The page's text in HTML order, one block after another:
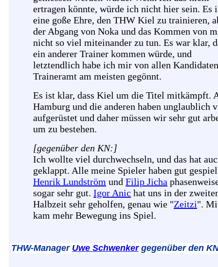
ertragen könnte, würde ich nicht hier sein. Es
eine goße Ehre, den THW Kiel zu trainieren,
der Abgang von Noka und das Kommen von
nicht so viel miteinander zu tun. Es war klar,
ein anderer Trainer kommen würde, und
letztendlich habe ich mir von allen
Traineramt am meisten gegönnt.
Es ist klar, dass Kiel um die Titel mitkämpft.
Hamburg und die anderen haben unglaublich
aufgerüstet und daher müssen wir sehr gut
um zu bestehen.
[gegenüber den KN:]
Ich wollte viel durchwechseln, und das hat
geklappt. Alle meine Spieler haben gut
Henrik Lundström und Filip Jicha
sogar sehr gut. Igor Anic hat uns in der
Halbzeit sehr geholfen, genau wie "Zeitzi".
kam mehr Bewegung ins Spiel.
THW-Manager Uwe Schwenkergegenüber den